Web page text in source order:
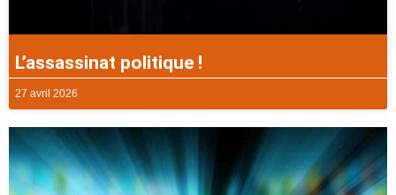
L’assassinat politique !
27 avril 2026